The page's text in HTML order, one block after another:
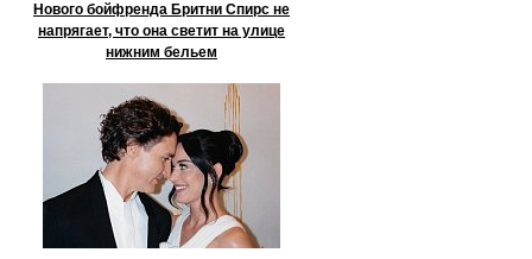
Нового бойфренда Бритни Спирс не
напрягает, что она светит на улице
нижним бельем